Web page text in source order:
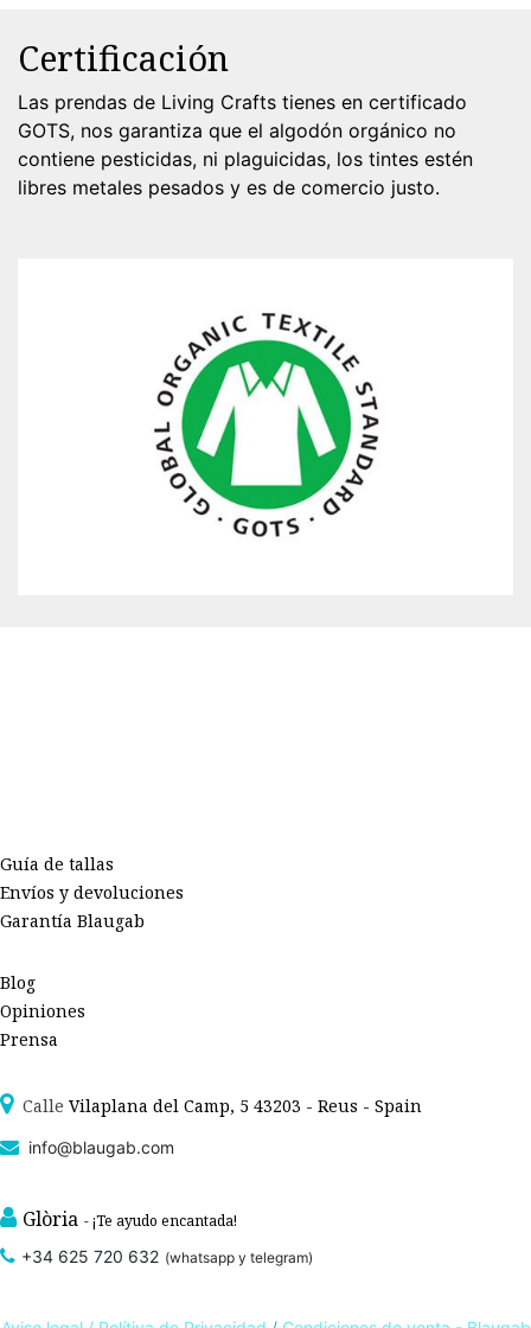
Certificación
Las prendas de Living Crafts tienes en certificado
GOTS, nos garantiza que el algodón orgánico no
contiene pesticidas, ni plaguicidas, los tintes estén
libres metales pesados y es de comercio justo.
Guía de tallas
Envíos y devoluciones
Garantía Blaugab
Blog
Opiniones
Prensa
Calle Vilaplana del Camp, 5 43203 - Reus - Spain
info@blaugab.com
Glòria - ¡Te ayudo encantada!
+34 625 720 632 (whatsapp y telegram)